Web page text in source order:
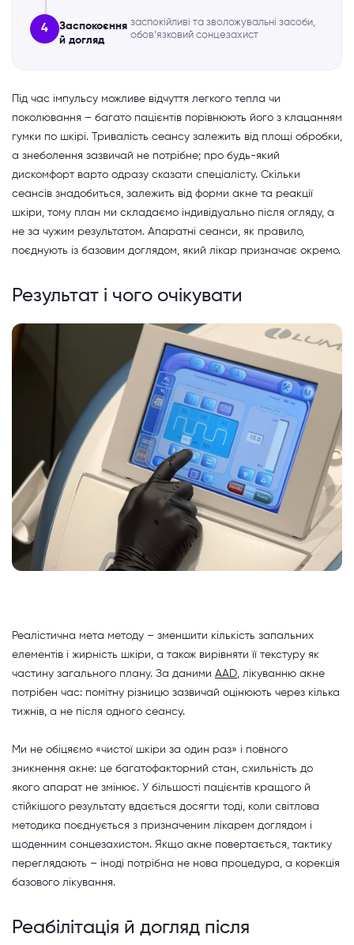
4
Заспокоєння
й догляд
заспокійливі та зволожувальні засоби,
обов’язковий сонцезахист
Під час імпульсу можливе відчуття легкого тепла чи
поколювання – багато пацієнтів порівнюють його з клацанням
гумки по шкірі. Тривалість сеансу залежить від площі обробки,
а знеболення зазвичай не потрібне; про будь-який
дискомфорт варто одразу сказати спеціалісту. Скільки
сеансів знадобиться, залежить від форми акне та реакції
шкіри, тому план ми складаємо індивідуально після огляду, а
не за чужим результатом. Апаратні сеанси, як правило,
поєднують із базовим доглядом, який лікар призначає окремо.
Результат і чого очікувати
Реалістична мета методу – зменшити кількість запальних
елементів і жирність шкіри, а також вирівняти її текстуру як
частину загального плану. За даними AAD, лікуванню акне
потрібен час: помітну різницю зазвичай оцінюють через кілька
тижнів, а не після одного сеансу.
Ми не обіцяємо «чистої шкіри за один раз» і повного
зникнення акне: це багатофакторний стан, схильність до
якого апарат не змінює. У більшості пацієнтів кращого й
стійкішого результату вдається досягти тоді, коли світлова
методика поєднується з призначеним лікарем доглядом і
щоденним сонцезахистом. Якщо акне повертається, тактику
переглядають – іноді потрібна не нова процедура, а корекція
базового лікування.
Реабілітація й догляд після